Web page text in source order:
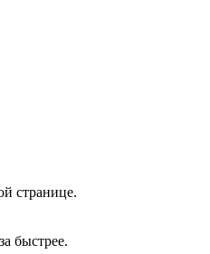
странице.
быстрее.